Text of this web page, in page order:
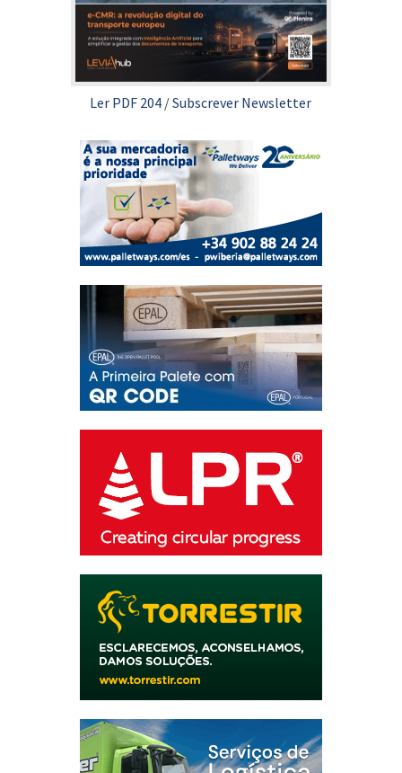
Ler PDF 204 /Subscrever Newsletter